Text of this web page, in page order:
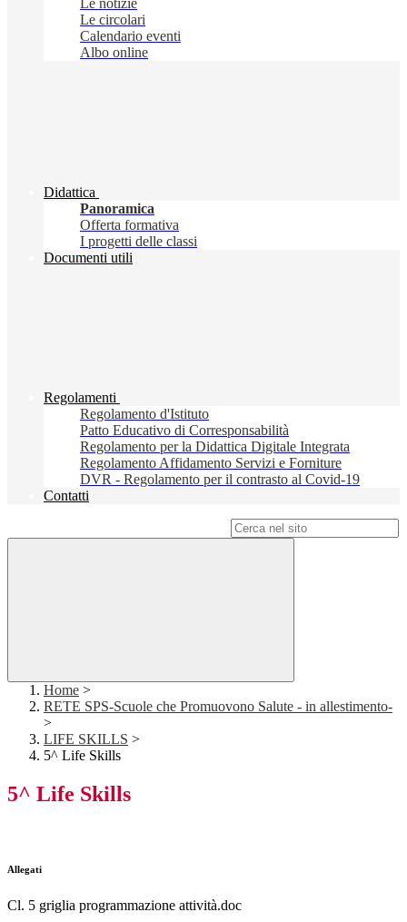
Le notizie
Le circolari
Calendario eventi
Albo online
Didattica
Panoramica
Offerta formativa
I progetti delle classi
Documenti utili
Regolamenti
Regolamento d'Istituto
Patto Educativo di Corresponsabilità
Regolamento per la Didattica Digitale Integrata
Regolamento Affidamento Servizi e Forniture
DVR - Regolamento per il contrasto al Covid-19
Contatti
Home >
RETE SPS-Scuole che Promuovono Salute - in allestimento-
>
LIFE SKILLS >
5^ Life Skills
5^ Life Skills
Allegati
Cl. 5 griglia programmazione attività.doc